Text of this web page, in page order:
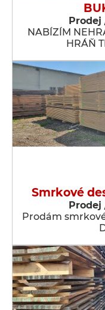
Prodej
NABÍZÍM
HRÁŇ
Smrkové
Prodej
Prodám